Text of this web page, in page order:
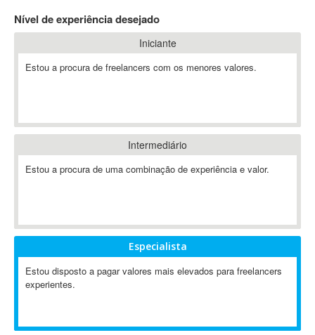
A&P
A-GPS
A2Billing
AAUS Scientific Diver
Abaqus
ABIS
Ableton Push
Abstract
Abstract Window Toolkit (AWT)
Absynth
AC3
Nível de experiência desejado
Iniciante
Estou a procura de freelancers com os menores valores.
Intermediário
Estou a procura de uma combinação de experiência e valor.
Especialista
Estou disposto a pagar valores mais elevados para freelancers
experientes.